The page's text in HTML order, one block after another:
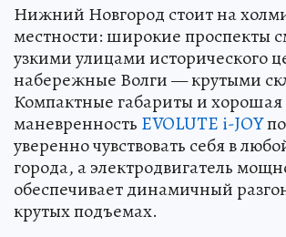
Нижний Новгород стоит на
местности: широкие проспекты
узкими улицами исторического
набережные Волги — крутыми
Компактные габариты и хорошая
маневренность EVOLUTE i-JOY
уверенно чувствовать себя в
города, а электродвигатель
обеспечивает динамичный
крутых подъемах.